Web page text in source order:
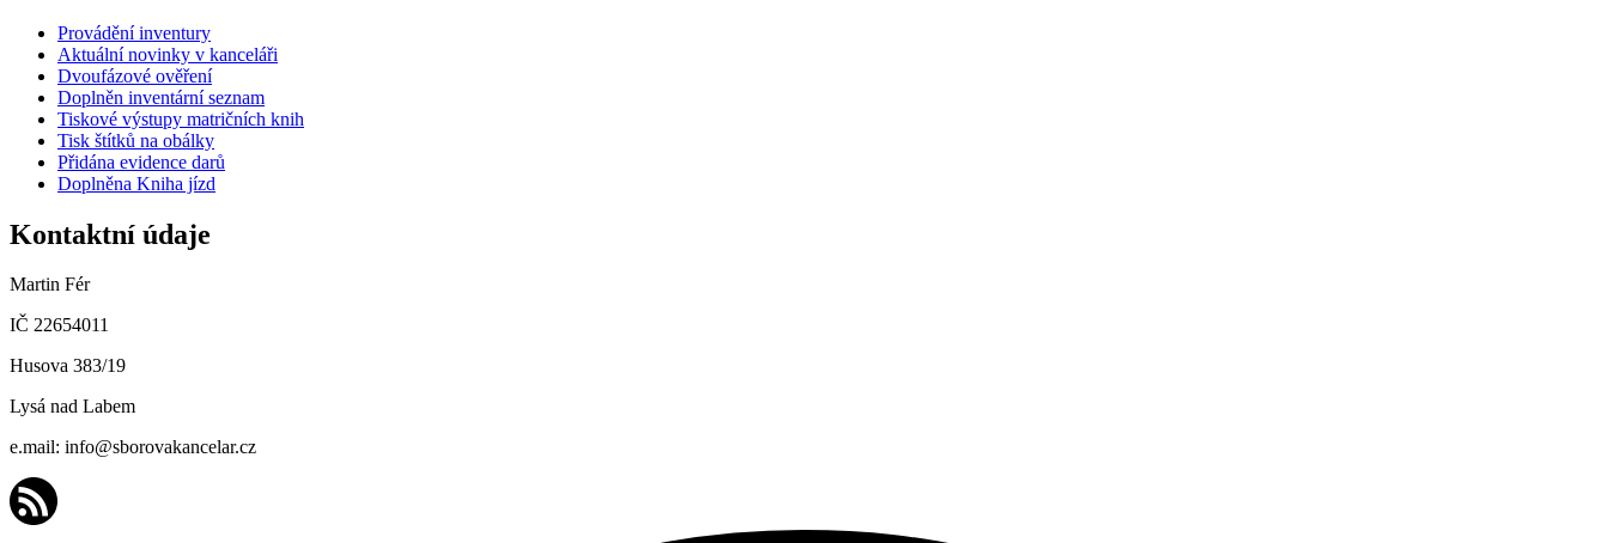
Provádění inventury
Aktuální novinky v kanceláři
Dvoufázové ověření
Doplněn inventární seznam
Tiskové výstupy matričních knih
Tisk štítků na obálky
Přidána evidence darů
Doplněna Kniha jízd
Kontaktní údaje
Martin Fér
IČ 22654011
Husova 383/19
Lysá nad Labem
e.mail: info@sborovakancelar.cz